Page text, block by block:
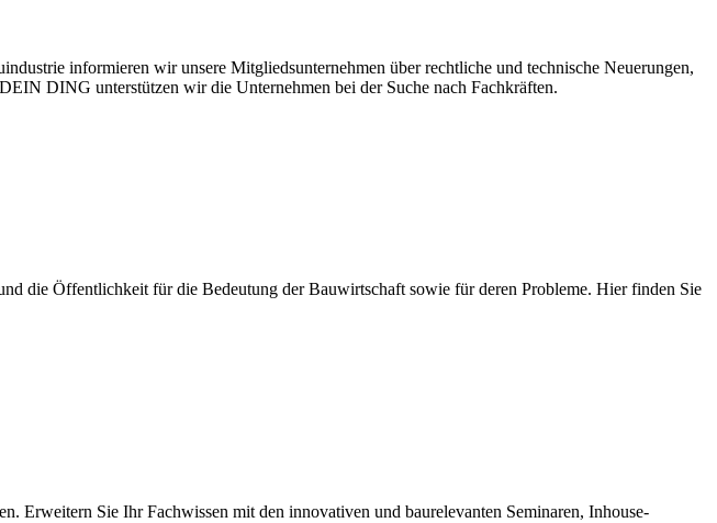
informieren wir unsere Mitgliedsunternehmen über rechtliche und technische Neuerungen,
DING unterstützen wir die Unternehmen bei der Suche nach Fachkräften.
die Öffentlichkeit für die Bedeutung der Bauwirtschaft sowie für deren Probleme. Hier finden Sie
Erweitern Sie Ihr Fachwissen mit den innovativen und baurelevanten Seminaren, Inhouse-